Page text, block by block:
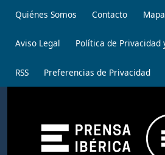
Quiénes Somos Contacto
Aviso Legal Política de Privacidad
RSS Preferencias de Privacidad